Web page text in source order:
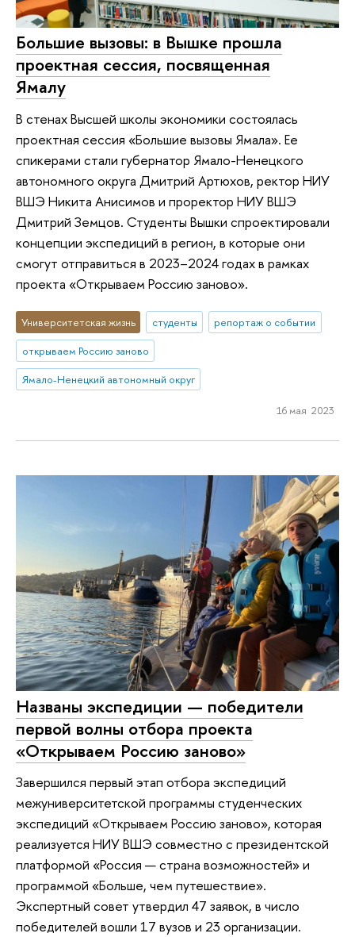
Большие вызовы: в Вышке прошла
проектная сессия, посвященная
Ямалу
В стенах Высшей школы экономики состоялась
проектная сессия «Большие вызовы Ямала». Ее
спикерами стали губернатор Ямало-Ненецкого
автономного округа Дмитрий Артюхов, ректор НИУ
ВШЭ Никита Анисимов и проректор НИУ ВШЭ
Дмитрий Земцов. Студенты Вышки спроектировали
концепции экспедиций в регион, в которые они
смогут отправиться в 2023–2024 годах в рамках
проекта «Открываем Россию заново».
Университетская жизнь студенты
репортаж о событии
открываем Россию заново
Ямало-Ненецкий автономный округ
16 мая 2023
Названы экспедиции — победители
первой волны отбора проекта
«Открываем Россию заново»
Завершился первый этап отбора экспедиций
межуниверситетской программы студенческих
экспедиций «Открываем Россию заново», которая
реализуется НИУ ВШЭ совместно с президентской
платформой «Россия — страна возможностей» и
программой «Больше, чем путешествие».
Экспертный совет утвердил 47 заявок, в число
победителей вошли 17 вузов и 23 организации.